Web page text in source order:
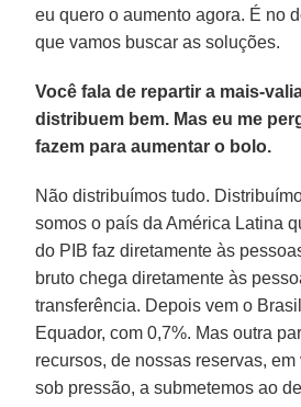
eu quero o aumento agora. É no
que vamos buscar as soluções.
Você fala de repartir a mais-
distribuem bem. Mas eu me
fazem para aumentar o bolo.
Não distribuímos tudo.
somos o país da América Latina
do PIB faz diretamente às
bruto chega diretamente às
transferência. Depois vem o
Equador, com 0,7%. Mas outra
recursos, de nossas reservas,
sob pressão, a submetemos ao